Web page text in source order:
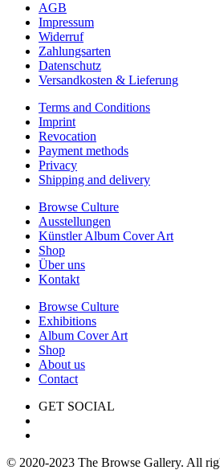
AGB
Impressum
Widerruf
Zahlungsarten
Datenschutz
Versandkosten & Lieferung
Terms and Conditions
Imprint
Revocation
Payment methods
Privacy
Shipping and delivery
Browse Culture
Ausstellungen
Künstler Album Cover Art
Shop
Über uns
Kontakt
Browse Culture
Exhibitions
Album Cover Art
Shop
About us
Contact
GET SOCIAL
© 2020-2023 The Browse Gallery. All